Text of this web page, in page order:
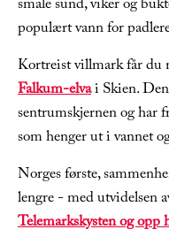
smale sund, viker og
populært vann for
Kortreist villmark får du
Falkum-elvai Skien.
sentrumskjernen og har
som henger ut i vannet
Norges første,
lengre - med utvidelsen
Telemarkskysten og opp